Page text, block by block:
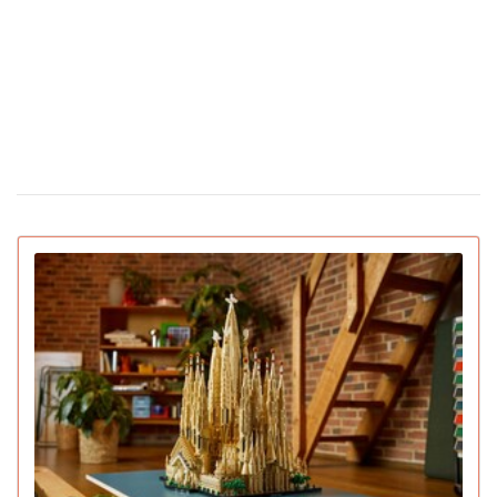
15 вмираючих професій, яким загрожує
16 грудня 16:22
Pantone назвав головний колір 2026 року:
символізує спокій (відео)
15 грудня 14:31
Deep Plane Facelift: новий б'юті-фаворит
українських зірок і не тільки
10 грудня 17:33 Pornhub підбив підсумки року: Україна в
топ-20 за переглядами
04 грудня 15:38
YouTube оголосив підсумки 2025 року:
найкращий блогер, подкаст, найпопулярніша тема та
музика